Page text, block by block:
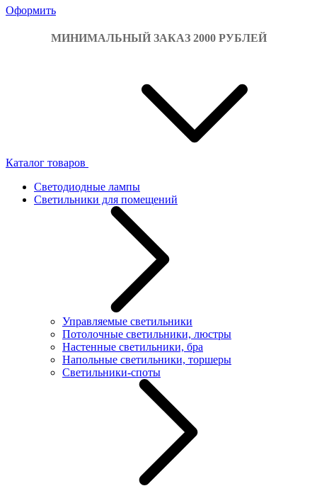
Оформить
МИНИМАЛЬНЫЙ ЗАКАЗ 2000 РУБЛЕЙ
Каталог товаров
Светодиодные лампы
Светильники для помещений
Управляемые светильники
Потолочные светильники, люстры
Настенные светильники, бра
Напольные светильники, торшеры
Светильники-споты